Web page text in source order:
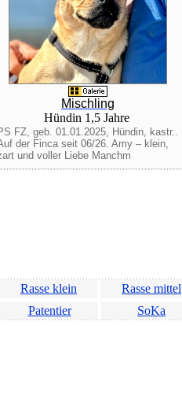
Mischling
Hündin 1,5 Jahre
FZ, geb. 01.01.2025, Hündin, kastr..
der Finca seit 06/26. Amy – klein,
und voller Liebe Manchm
Rasse klein Rasse mittel
Patentier SoKa